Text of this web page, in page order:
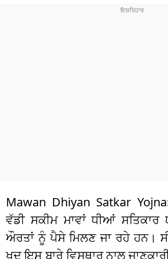
ਚੋਣਾਂ 2026
Mawan Dhiyan Satkar
ਵੱਡੀ ਸਕੀਮ ਮਾਵਾਂ ਧੀਆਂ
ਔਰਤਾਂ ਨੂੰ ਪੈਸੇ ਮਿਲਣ ਜਾ ਰਹੇ ਹਨ।
ਖੁਦ ਇਸ ਬਾਰੇ ਵਿਸਥਾਰ ਨਾਲ